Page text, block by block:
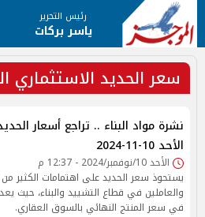
رئيس التحرير
ياسر بركات
سعر الحديد الاستثماري
نشرة مواد البناء .. تراجع أسعار
الأحد 10-11-2024
الأحد 10/نوفمبر/2024 - 12:37 م
يستحوذ سعر الحديد على اهتمامات الكثير من
والعاملين في قطاع التشييد والبناء، حيث يعد
في سعر المنتج النهائي بالسوق العقاري.